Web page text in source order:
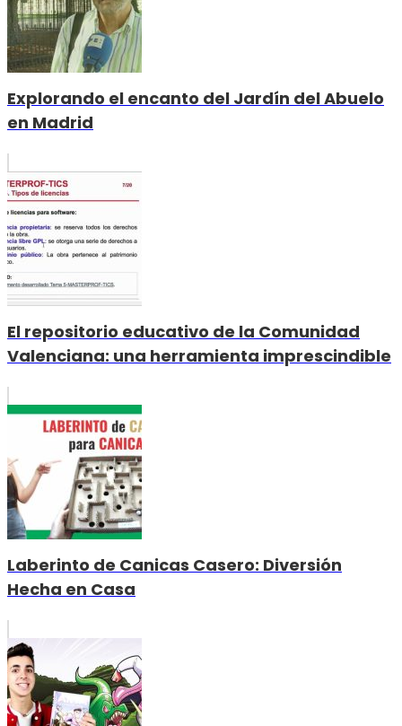
Explorando el encanto del Jardín del Abuelo
en Madrid
El repositorio educativo de la Comunidad
Valenciana: una herramienta imprescindible
Laberinto de Canicas Casero: Diversión
Hecha en Casa